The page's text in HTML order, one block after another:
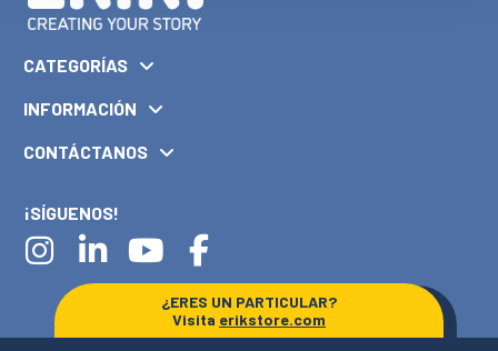
CATEGORÍAS
INFORMACIÓN
CONTÁCTANOS
¡SÍGUENOS!
¿ERES UN PARTICULAR?
Visita erikstore.com